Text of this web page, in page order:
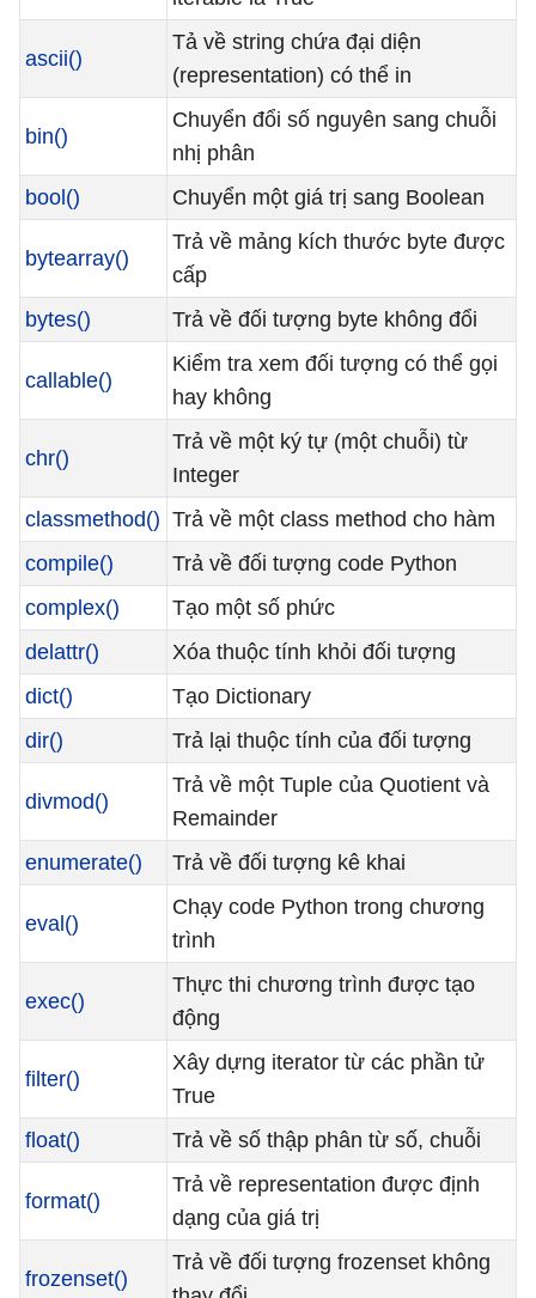
ascii()
Tả về string chứa đại diện
(representation) có thể in
bin()
Chuyển đổi số nguyên sang chuỗi
nhị phân
bool()
Chuyển một giá trị sang Boolean
bytearray()
Trả về mảng kích thước byte được
cấp
bytes()
Trả về đối tượng byte không đổi
callable()
Kiểm tra xem đối tượng có thể gọi
hay không
chr()
Trả về một ký tự (một chuỗi) từ
Integer
classmethod() Trả về một class method cho hàm
compile()
Trả về đối tượng code Python
complex()
Tạo một số phức
delattr()
Xóa thuộc tính khỏi đối tượng
dict()
Tạo Dictionary
dir()
Trả lại thuộc tính của đối tượng
divmod()
Trả về một Tuple của Quotient và
Remainder
enumerate()
Trả về đối tượng kê khai
eval()
Chạy code Python trong chương
trình
exec()
Thực thi chương trình được tạo
động
filter()
Xây dựng iterator từ các phần tử
True
float()
Trả về số thập phân từ số, chuỗi
format()
Trả về representation được định
dạng của giá trị
frozenset()
Trả về đối tượng frozenset không